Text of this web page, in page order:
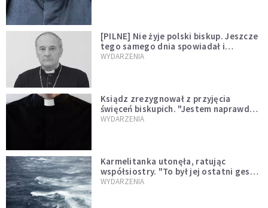
[PILNE] Nie żyje polski biskup. Jeszcze
tego samego dnia spowiadał i
sprawował Mszę świętą
WYDARZENIA
Ksiądz zrezygnował z przyjęcia
święceń biskupich. "Jestem naprawdę
niegodny"
WYDARZENIA
Karmelitanka utonęła, ratując
współsiostry. "To był jej ostatni gest
miłości"
WYDARZENIA